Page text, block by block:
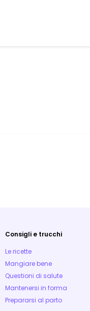
Consigli e trucchi
Le ricette
Mangiare bene
Questioni di salute
Mantenersi in forma
Prepararsi al parto